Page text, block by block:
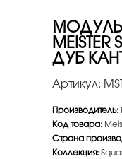
MEISTER
ДУБ
Артикул:
Производитель:
Код товара:
Страна
Коллекция: